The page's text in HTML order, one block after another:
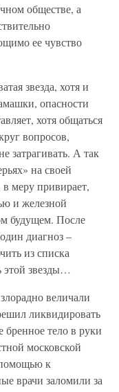
обществе, а
ее чувство
звезда, хотя и
опасности
хотя общаться
вопросов,
затрагивать. А так
на своей
меру привирает,
и железной
будущем. После
диагноз –
из списка
этой звезды…
величали
ликвидировать
бренное тело в руки
московской
к
врачи заломили за